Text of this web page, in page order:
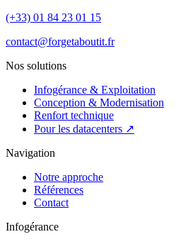
(+33) 01 84 23 01 15
contact@forgetaboutit.fr
Nos solutions
Infogérance & Exploitation
Conception & Modernisation
Renfort technique
Pour les datacenters ↗
Navigation
Notre approche
Références
Contact
Infogérance